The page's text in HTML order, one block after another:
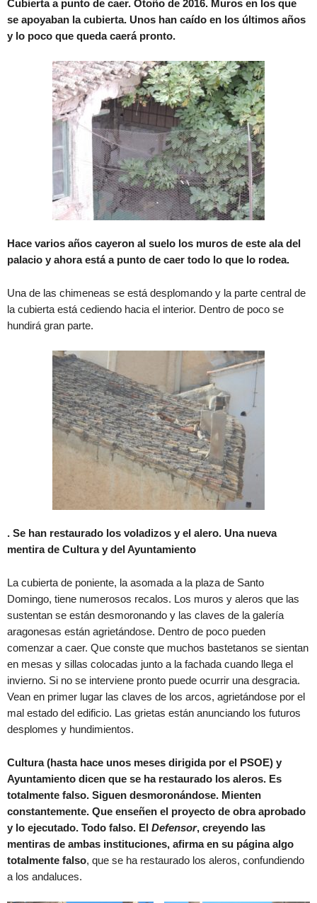
Cubierta a punto de caer. Otoño de 2016. Muros en los que
se apoyaban la cubierta. Unos han caído en los últimos años
y lo poco que queda caerá pronto.
Hace varios años cayeron al suelo los muros de este ala del
palacio y ahora está a punto de caer todo lo que lo rodea.
Una de las chimeneas se está desplomando y la parte central de
la cubierta está cediendo hacia el interior. Dentro de poco se
hundirá gran parte.
. Se han restaurado los voladizos y el alero. Una nueva
mentira de Cultura y del Ayuntamiento
La cubierta de poniente, la asomada a la plaza de Santo
Domingo, tiene numerosos recalos. Los muros y aleros que las
sustentan se están desmoronando y las claves de la galería
aragonesas están agrietándose. Dentro de poco pueden
comenzar a caer. Que conste que muchos bastetanos se sientan
en mesas y sillas colocadas junto a la fachada cuando llega el
invierno. Si no se interviene pronto puede ocurrir una desgracia.
Vean en primer lugar las claves de los arcos, agrietándose por el
mal estado del edificio. Las grietas están anunciando los futuros
desplomes y hundimientos.
Cultura (hasta hace unos meses dirigida por el PSOE) y
Ayuntamiento dicen que se ha restaurado los aleros. Es
totalmente falso. Siguen desmoronándose. Mienten
constantemente. Que enseñen el proyecto de obra aprobado
y lo ejecutado. Todo falso. El Defensor, creyendo las
mentiras de ambas instituciones, afirma en su página algo
totalmente falso, que se ha restaurado los aleros, confundiendo
a los andaluces.